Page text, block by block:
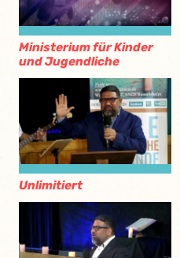
Ministerium für Kinder
und Jugendliche
Unlimitiert